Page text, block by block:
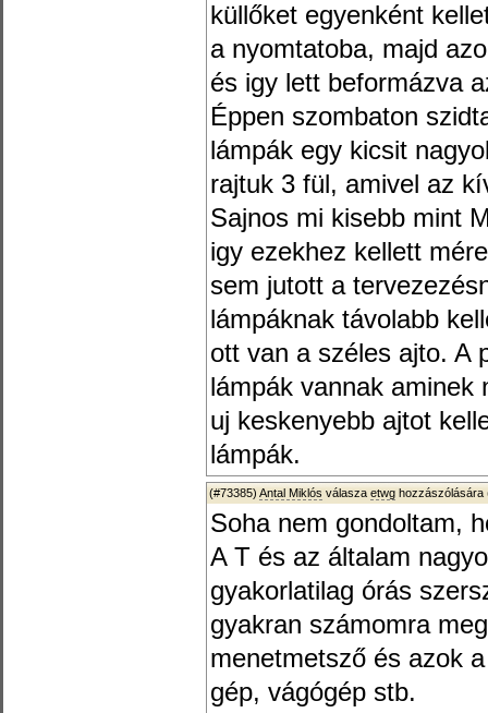
küllőket egyenként
a nyomtatoba, majd
és igy lett beformázva
Éppen szombaton
lámpák egy kicsit
rajtuk 3 fül, amivel az
Sajnos mi kisebb mint
igy ezekhez kellett
sem jutott a
lámpáknak távolabb
ott van a széles ajto. A
lámpák vannak aminek
uj keskenyebb ajtot
lámpák.
(#73385) Antal Miklós válasza etwg hozzászólására
Soha nem gondoltam,
A T és az általam
gyakorlatilag órás
gyakran számomra
menetmetsző és azok
gép, vágógép stb.